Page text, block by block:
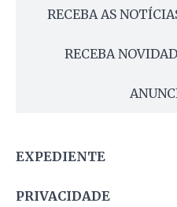
RECEBA AS
RECEBA
EXPEDIENTE
PRIVACIDADE